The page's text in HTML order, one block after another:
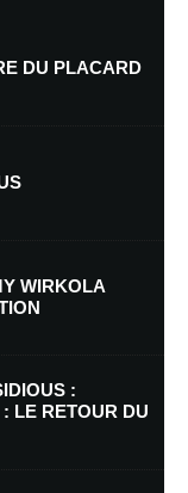
le navigateur pour
DU PLACARD
WIRKOLA
:
: LE RETOUR DU